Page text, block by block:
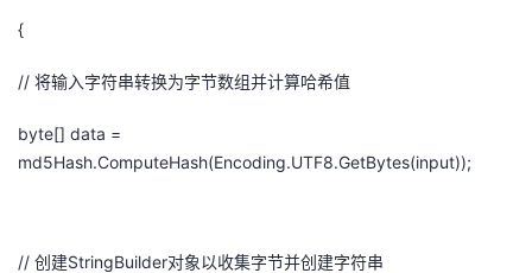
{
// 将输入字符串转换为字节数组并计算哈希值
byte[] data =
md5Hash.ComputeHash(Encoding.UTF8.GetBytes(input));
// 创建StringBuilder对象以收集字节并创建字符串